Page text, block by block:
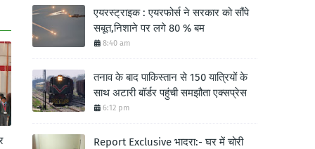
एयरस्ट्राइक : एयरफोर्स ने सरकार को सौंपे
सबूत,निशाने पर लगे 80 % बम
8:40 am
तनाव के बाद पाकिस्तान से 150 यात्रियों के
साथ अटारी बॉर्डर पहुंची समझौता एक्सप्रेस
6:12 pm
Report Exclusive भादरा:- घर में चोरी